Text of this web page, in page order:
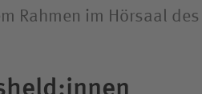
Rahmen im Hörsaal